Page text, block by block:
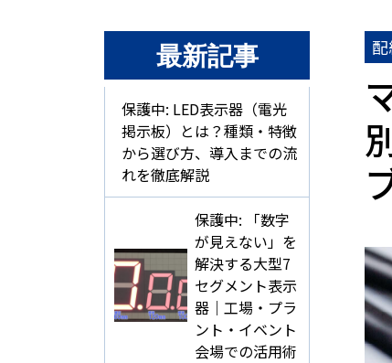
最新記事
保護中: LED表示器（電光
掲示板）とは？種類・特徴
から選び方、導入までの流
れを徹底解説
保護中: 「数字
が見えない」を
解決する大型7
セグメント表示
器｜工場・プラ
ント・イベント
会場での活用術